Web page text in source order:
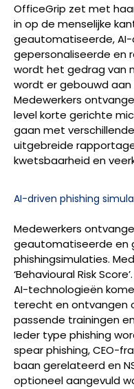
OfficeGrip zet met
in op de menselijke
geautomatiseerde,
gepersonaliseerde en
wordt het gedrag van
wordt er gebouwd aan
Medewerkers
level korte gerichte
gaan met
uitgebreide
kwetsbaarheid en
AI-driven phishing
Medewerkers
geautomatiseerde en
phishingsimulaties.
‘Behavioural Risk
AI-technologieën
terecht en ontvangen
passende trainingen
Ieder type phishing
spear phishing, CEO-
baan gerelateerd en
optioneel aangevuld